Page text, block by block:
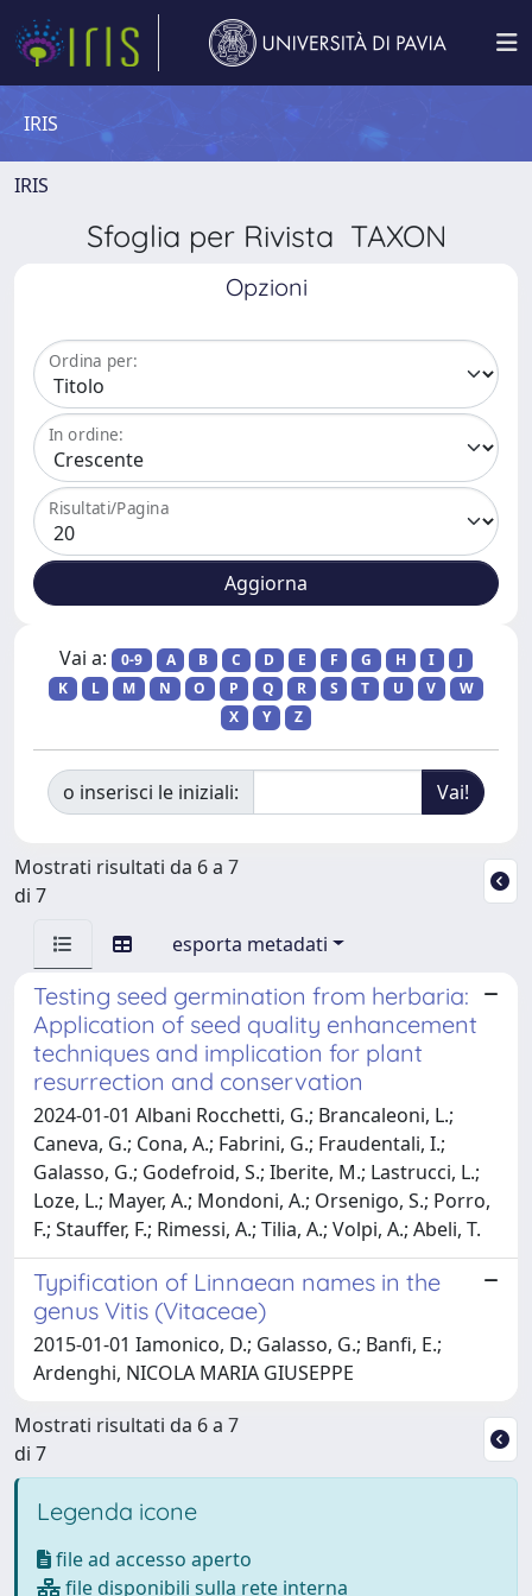
IRIS
IRIS
Sfoglia per Rivista TAXON
Opzioni
Ordina per:
In ordine:
Risultati/Pagina
Vai a: 0-9 A B C D E F G H I
J
K
L M N O P Q R S T U V
W
X
Y Z
o inserisci le iniziali:
Mostrati risultati da 6 a 7
di 7
esporta metadati
Testing seed germination from herbaria:
Application of seed quality enhancement
techniques and implication for plant
resurrection and conservation
2024-01-01 Albani Rocchetti, G.; Brancaleoni, L.;
Caneva, G.; Cona, A.; Fabrini, G.; Fraudentali, I.;
Galasso, G.; Godefroid, S.; Iberite, M.; Lastrucci, L.;
Loze, L.; Mayer, A.; Mondoni, A.; Orsenigo, S.; Porro,
F.; Stauffer, F.; Rimessi, A.; Tilia, A.; Volpi, A.; Abeli, T.
Typification of Linnaean names in the
genus Vitis (Vitaceae)
2015-01-01 Iamonico, D.; Galasso, G.; Banfi, E.;
Ardenghi, NICOLA MARIA GIUSEPPE
Mostrati risultati da 6 a 7
di 7
Legenda icone
file ad accesso aperto
file disponibili sulla rete interna